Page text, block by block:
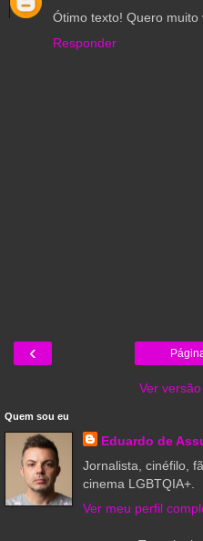
Ótimo texto! Quero muito
Responder
‹
Ver
Quem sou eu
Eduardo de
Jornalista, cinéfilo,
cinema LGBTQIA+.
Ver meu perfil